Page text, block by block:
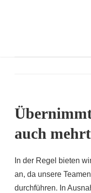
auch
In der Regel bieten
an, da unsere
durchführen. In